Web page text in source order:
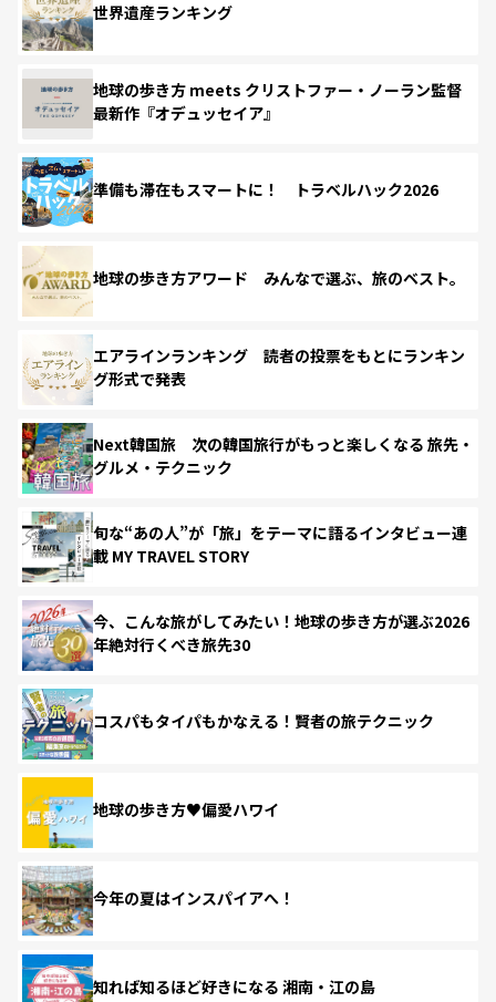
世界遺産ランキング
地球の歩き方 meets クリストファー・ノーラン監督
最新作『オデュッセイア』
準備も滞在もスマートに！ トラベルハック2026
地球の歩き方アワード みんなで選ぶ、旅のベスト。
エアラインランキング 読者の投票をもとにランキン
グ形式で発表
Next韓国旅 次の韓国旅行がもっと楽しくなる 旅先・
グルメ・テクニック
旬な“あの人”が「旅」をテーマに語るインタビュー連
載 MY TRAVEL STORY
今、こんな旅がしてみたい！地球の歩き方が選ぶ2026
年絶対行くべき旅先30
コスパもタイパもかなえる！賢者の旅テクニック
地球の歩き方♥偏愛ハワイ
今年の夏はインスパイアへ！
知れば知るほど好きになる 湘南・江の島